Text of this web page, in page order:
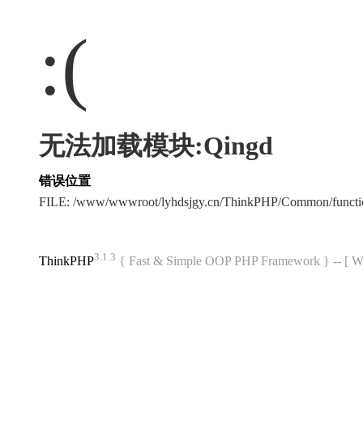
:(
无法加载模块:Qingd
错误位置
FILE: /www/wwwroot/lyhdsjgy.cn/ThinkPHP/Common/
ThinkPHP3.1.3 { Fast & Simple OOP PHP Framework } -- [